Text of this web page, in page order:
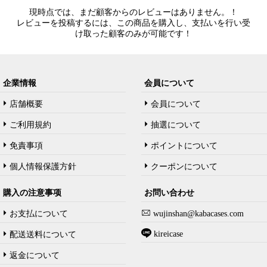
現時点では、まだ顧客からのレビューはありません。！
レビューを投稿するには、この商品を購入し、支払いを行い受
け取った顧客のみが可能です！
企業情報
店舗概要
ご利用規約
免責事項
個人情報保護方針
会員について
会員について
抽選について
ポイントについて
クーポンについて
購入の注意事项
お支払について
配送送料について
返金について
お問い合わせ
wujinshan@kabacases.com
kireicase